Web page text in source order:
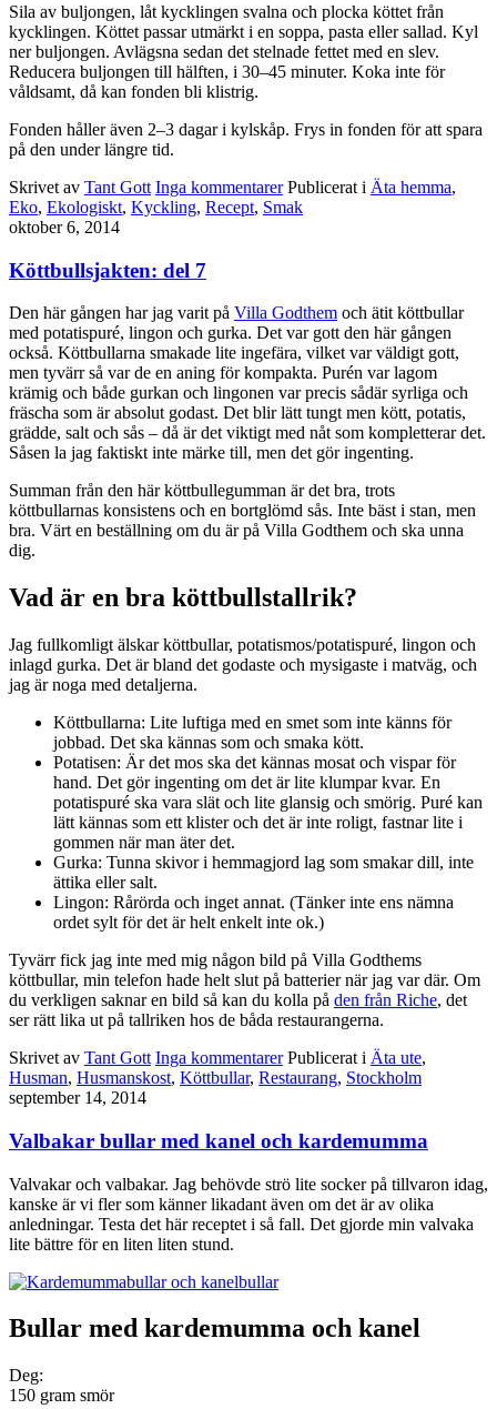
Sila av buljongen, låt kycklingen svalna och plocka köttet från
kycklingen. Köttet passar utmärkt i en soppa, pasta eller sallad. Kyl
ner buljongen. Avlägsna sedan det stelnade fettet med en slev.
Reducera buljongen till hälften, i 30–45 minuter. Koka inte för
våldsamt, då kan fonden bli klistrig.
Fonden håller även 2–3 dagar i kylskåp. Frys in fonden för att spara
på den under längre tid.
Skrivet av Tant Gott Inga kommentarer Publicerat i Äta hemma,
Eko, Ekologiskt, Kyckling, Recept, Smak
oktober 6, 2014
Köttbullsjakten: del 7
Den här gången har jag varit på Villa Godthem och ätit köttbullar
med potatispuré, lingon och gurka. Det var gott den här gången
också. Köttbullarna smakade lite ingefära, vilket var väldigt gott,
men tyvärr så var de en aning för kompakta. Purén var lagom
krämig och både gurkan och lingonen var precis sådär syrliga och
fräscha som är absolut godast. Det blir lätt tungt men kött, potatis,
grädde, salt och sås – då är det viktigt med nåt som kompletterar det.
Såsen la jag faktiskt inte märke till, men det gör ingenting.
Summan från den här köttbullegumman är det bra, trots
köttbullarnas konsistens och en bortglömd sås. Inte bäst i stan, men
bra. Värt en beställning om du är på Villa Godthem och ska unna
dig.
Vad är en bra köttbullstallrik?
Jag fullkomligt älskar köttbullar, potatismos/potatispuré, lingon och
inlagd gurka. Det är bland det godaste och mysigaste i matväg, och
jag är noga med detaljerna.
Köttbullarna: Lite luftiga med en smet som inte känns för
jobbad. Det ska kännas som och smaka kött.
Potatisen: Är det mos ska det kännas mosat och vispar för
hand. Det gör ingenting om det är lite klumpar kvar. En
potatispuré ska vara slät och lite glansig och smörig. Puré kan
lätt kännas som ett klister och det är inte roligt, fastnar lite i
gommen när man äter det.
Gurka: Tunna skivor i hemmagjord lag som smakar dill, inte
ättika eller salt.
Lingon: Rårörda och inget annat. (Tänker inte ens nämna
ordet sylt för det är helt enkelt inte ok.)
Tyvärr fick jag inte med mig någon bild på Villa Godthems
köttbullar, min telefon hade helt slut på batterier när jag var där. Om
du verkligen saknar en bild så kan du kolla på den från Riche, det
ser rätt lika ut på tallriken hos de båda restaurangerna.
Skrivet av Tant Gott Inga kommentarer Publicerat i Äta ute,
Husman, Husmanskost, Köttbullar, Restaurang, Stockholm
september 14, 2014
Valbakar bullar med kanel och kardemumma
Valvakar och valbakar. Jag behövde strö lite socker på tillvaron idag,
kanske är vi fler som känner likadant även om det är av olika
anledningar. Testa det här receptet i så fall. Det gjorde min valvaka
lite bättre för en liten liten stund.
Bullar med kardemumma och kanel
Deg:
150 gram smör